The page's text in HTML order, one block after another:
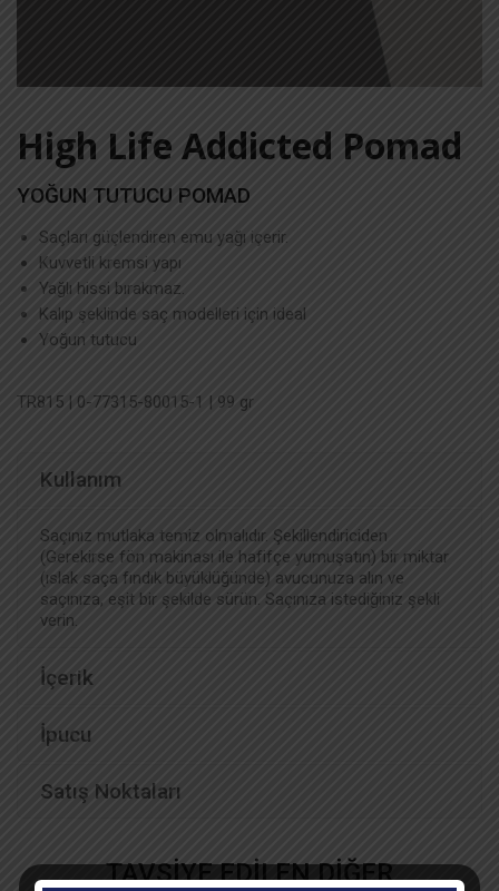
High Life Addicted Pomad
YOĞUN TUTUCU POMAD
Saçları güçlendiren emu yağı içerir.
Kuvvetli kremsi yapı
Yağlı hissi bırakmaz.
Kalıp şeklinde saç modelleri için ideal
Yoğun tutucu
TR815 | 0-77315-80015-1 | 99 gr
Kullanım
Saçınız mutlaka temiz olmalıdır. Şekillendiriciden
(Gerekirse fön makinası ile hafifçe yumuşatın) bir miktar
(ıslak saça fındık büyüklüğünde) avucunuza alın ve
saçınıza, eşit bir şekilde sürün. Saçınıza istediğiniz şekli
verin.
İçerik
İpucu
Satış Noktaları
TAVSİYE EDİLEN DİĞER